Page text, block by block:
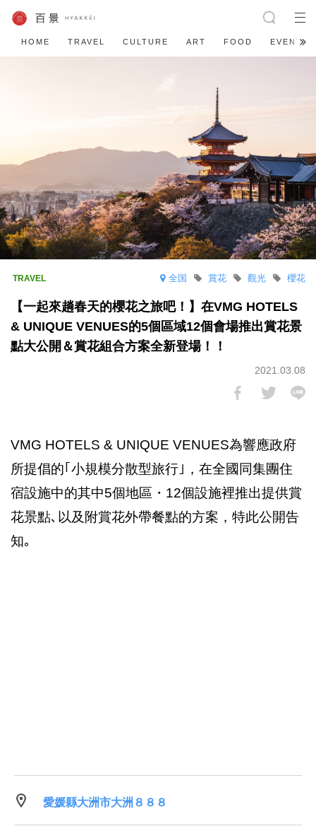
HOME TRAVEL CULTURE ART FOOD EVENT
全国 櫻花
觀光
賞花
【一起來趟春天的櫻花之旅吧！】在VMG HOTELS
& UNIQUE VENUES的5個區域12個會場推出賞花景
點大公開＆賞花組合方案全新登場！！
2021.03.08
VMG HOTELS & UNIQUE VENUES為響應政府
所提倡的｢小規模分散型旅行｣，在全國同集團住
宿設施中的其中5個地區・12個設施裡推出提供賞
花景點､以及附賞花外帶餐點的方案，特此公開告
知｡
愛媛縣大洲市大洲８８８